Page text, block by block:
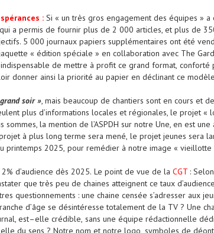
: Si « un très gros engagement des équipes » a
a permis de fournir plus de 2 000 articles, et plus de
5 000 journaux papiers supplémentaires ont été
« édition spéciale » en collaboration avec The
de mettre à profit ce grand format, conforté
donner ainsi la priorité au papier en déclinant ce
soir », mais beaucoup de chantiers sont en cours et
plus d’informations locales et régionales, le projet «
sommes, la mention de l’ASPDH sur notre Une, en est
à plus long terme sera mené, le projet jeunes sera
printemps 2025, pour remédier à notre image « vieillotte
2% d’audience dès 2025. Le point de vue de la CGT :
que très peu de chaines atteignent ce taux
questionnements : une chaine censée s’adresser aux
d’âge se désintéresse totalement de la TV ? Une
est–elle crédible, sans une équipe rédactionnelle
elle du sens ? Notre nom et notre logo, symboles de